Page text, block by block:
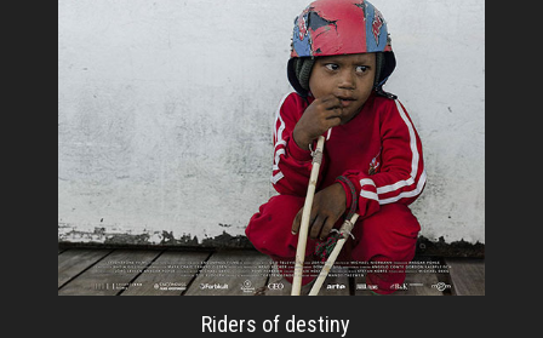
Riders of destiny